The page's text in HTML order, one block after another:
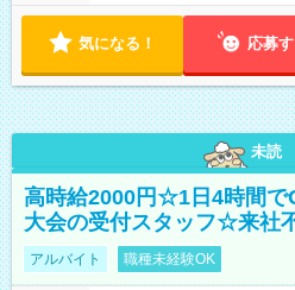
気になる！ 応募
未読
高時給2000円☆1日4時間で
大会の受付スタッフ☆来社
アルバイト 職種未経験OK